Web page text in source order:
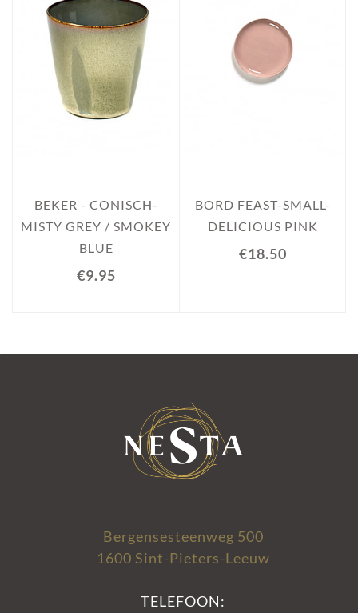
BEKER - CONISCH-
MISTY GREY / SMOKEY
BLUE
€9.95
BORD FEAST-SMALL-
DELICIOUS PINK
€18.50
Bergensesteenweg 500
1600 Sint-Pieters-Leeuw
TELEFOON: